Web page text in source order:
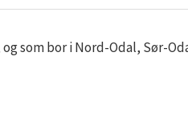
som bor i Nord-Odal, Sør-